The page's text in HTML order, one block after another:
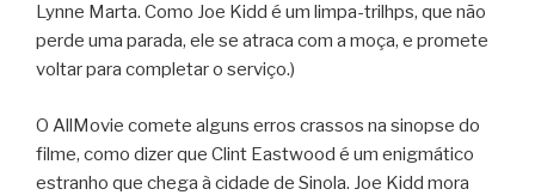
Lynne Marta. Como Joe Kidd é um limpa-trilhps, que não
perde uma parada, ele se atraca com a moça, e promete
voltar para completar o serviço.)
O AllMovie comete alguns erros crassos na sinopse do
filme, como dizer que Clint Eastwood é um enigmático
estranho que chega à cidade de Sinola. Joe Kidd mora